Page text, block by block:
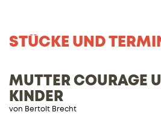
STÜCKE UND
MUTTER COURAGE
KINDER
von Bertolt Brecht